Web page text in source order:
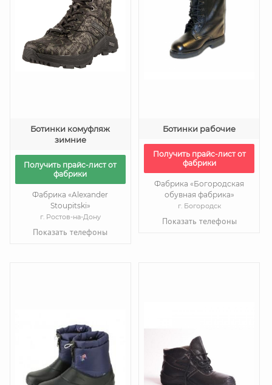
Ботинки комуфляж
зимние
Получить прайс-лист от
фабрики
Фабрика «Alexander
Stoupitski»
г. Ростов-на-Дону
Показать телефоны
Ботинки рабочие
Получить прайс-лист от
фабрики
Фабрика «Богородская
обувная фабрика»
г. Богородск
Показать телефоны